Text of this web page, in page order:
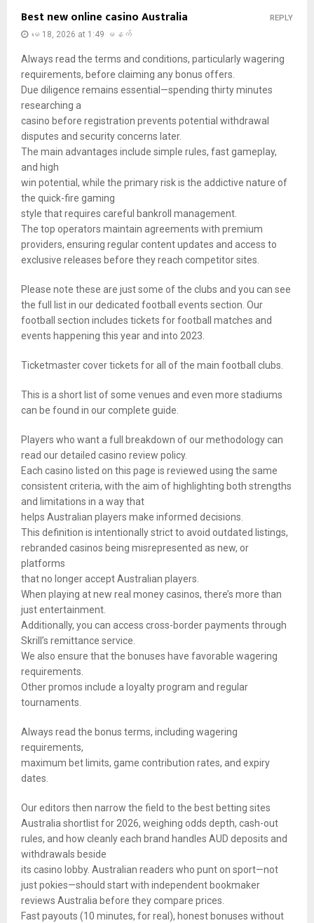
Best new online casino Australia
မေ 18, 2026 at 1:49 မနက်
Always read the terms and conditions, particularly wagering
requirements, before claiming any bonus offers.
Due diligence remains essential—spending thirty minutes
researching a
casino before registration prevents potential withdrawal
disputes and security concerns later.
The main advantages include simple rules, fast gameplay,
and high
win potential, while the primary risk is the addictive nature of
the quick-fire gaming
style that requires careful bankroll management.
The top operators maintain agreements with premium
providers, ensuring regular content updates and access to
exclusive releases before they reach competitor sites.
Please note these are just some of the clubs and you can see
the full list in our dedicated football events section. Our
football section includes tickets for football matches and
events happening this year and into 2023.
Ticketmaster cover tickets for all of the main football clubs.
This is a short list of some venues and even more stadiums
can be found in our complete guide.
Players who want a full breakdown of our methodology can
read our detailed casino review policy.
Each casino listed on this page is reviewed using the same
consistent criteria, with the aim of highlighting both strengths
and limitations in a way that
helps Australian players make informed decisions.
This definition is intentionally strict to avoid outdated listings,
rebranded casinos being misrepresented as new, or
platforms
that no longer accept Australian players.
When playing at new real money casinos, there’s more than
just entertainment.
Additionally, you can access cross-border payments through
Skrill’s remittance service.
We also ensure that the bonuses have favorable wagering
requirements.
Other promos include a loyalty program and regular
tournaments.
Always read the bonus terms, including wagering
requirements,
maximum bet limits, game contribution rates, and expiry
dates.
Our editors then narrow the field to the best betting sites
Australia shortlist for 2026, weighing odds depth, cash-out
rules, and how cleanly each brand handles AUD deposits and
withdrawals beside
its casino lobby. Australian readers who punt on sport—not
just pokies—should start with independent bookmaker
reviews Australia before they compare prices.
Fast payouts (10 minutes, for real), honest bonuses without
REPLY